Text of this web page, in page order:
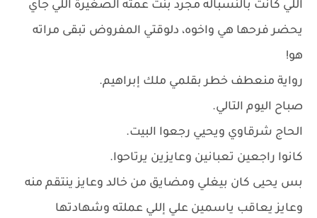
اللي كانت بالنسباله مجرد بنت عمته الصغيرة اللي جاي
يحضر فرحها هي واخوه، دلوقتي المفروض تبقى مراته
هو!
رواية منعطف خطر بقلمي ملك إبراهيم.
صباح اليوم التالي.
الحاج شرقاوي ويحيي رجعوا البيت.
كانوا راجعين تعبانين وعايزين يرتاحوا.
بس يحيى كان بيغلي ومضايق من خالد وعايز ينتقم منه
وعايز يعاقب ياسمين علي إللي عملته وشهادتها